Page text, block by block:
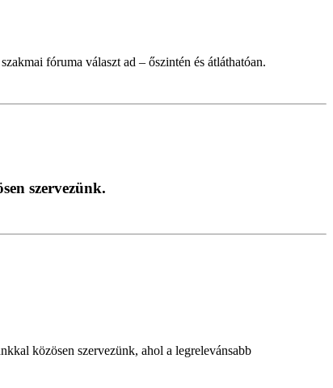
fóruma választ ad – őszintén és átláthatóan.
szervezünk.
közösen szervezünk, ahol a legrelevánsabb